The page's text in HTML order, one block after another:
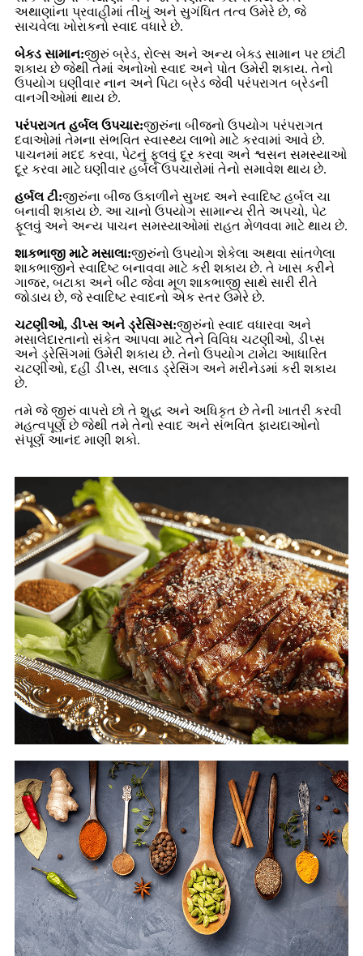
અથાણાંના પ્રવાહીમાં તીખું અને સુગંધિત તત્વ ઉમેરે છે, જે
સાચવેલા ખોરાકનો સ્વાદ વધારે છે.
બેકડ સામાન:જીરું બ્રેડ, રોલ્સ અને અન્ય બેક્ડ સામાન પર છાંટી
શકાય છે જેથી તેમાં અનોખો સ્વાદ અને પોત ઉમેરી શકાય. તેનો
ઉપયોગ ઘણીવાર નાન અને પિટા બ્રેડ જેવી પરંપરાગત બ્રેડની
વાનગીઓમાં થાય છે.
પરંપરાગત હર્બલ ઉપચાર:જીરુંના બીજનો ઉપયોગ પરંપરાગત
દવાઓમાં તેમના સંભવિત સ્વાસ્થ્ય લાભો માટે કરવામાં આવે છે.
પાચનમાં મદદ કરવા, પેટનું ફૂલવું દૂર કરવા અને શ્વસન સમસ્યાઓ
દૂર કરવા માટે ઘણીવાર હર્બલ ઉપચારોમાં તેનો સમાવેશ થાય છે.
હર્બલ ટી:જીરુંના બીજ ઉકાળીને સુખદ અને સ્વાદિષ્ટ હર્બલ ચા
બનાવી શકાય છે. આ ચાનો ઉપયોગ સામાન્ય રીતે અપચો, પેટ
ફૂલવું અને અન્ય પાચન સમસ્યાઓમાં રાહત મેળવવા માટે થાય છે.
શાકભાજી માટે મસાલા:જીરુંનો ઉપયોગ શેકેલા અથવા સાંતળેલા
શાકભાજીને સ્વાદિષ્ટ બનાવવા માટે કરી શકાય છે. તે ખાસ કરીને
ગાજર, બટાકા અને બીટ જેવા મૂળ શાકભાજી સાથે સારી રીતે
જોડાય છે, જે સ્વાદિષ્ટ સ્વાદનો એક સ્તર ઉમેરે છે.
ચટણીઓ, ડીપ્સ અને ડ્રેસિંગ્સ:જીરુંનો સ્વાદ વધારવા અને
મસાલેદારતાનો સંકેત આપવા માટે તેને વિવિધ ચટણીઓ, ડીપ્સ
અને ડ્રેસિંગમાં ઉમેરી શકાય છે. તેનો ઉપયોગ ટામેટા આધારિત
ચટણીઓ, દહીં ડીપ્સ, સલાડ ડ્રેસિંગ અને મરીનેડમાં કરી શકાય
છે.
તમે જે જીરું વાપરો છો તે શુદ્ધ અને અધિકૃત છે તેની ખાતરી કરવી
મહત્વપૂર્ણ છે જેથી તમે તેનો સ્વાદ અને સંભવિત ફાયદાઓનો
સંપૂર્ણ આનંદ માણી શકો.